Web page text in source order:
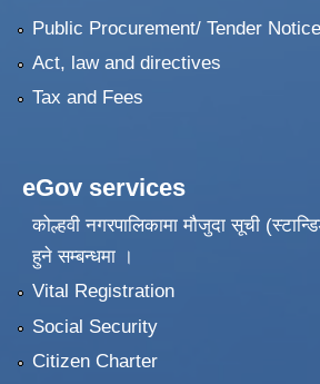
Public Procurement/ Tender
Act, law and directives
Tax and Fees
eGov services
कोल्हवी नगरपालिकामा मौजुदा सूची
हुने सम्बन्धमा ।
Vital Registration
Social Security
Citizen Charter